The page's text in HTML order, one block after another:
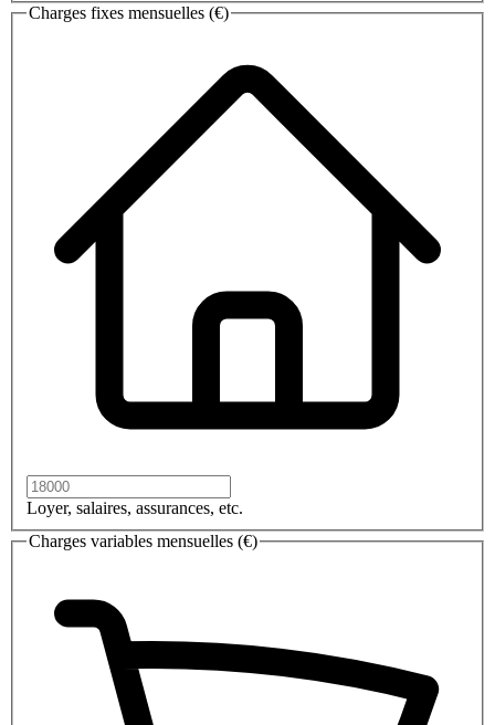
Charges fixes mensuelles (€)
Loyer, salaires, assurances, etc.
Charges variables mensuelles (€)